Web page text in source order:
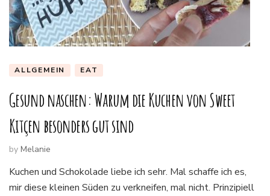
ALLGEMEIN EAT
Gesund naschen: Warum die Kuchen von Sweet
Kitçen besonders gut sind
by Melanie
Kuchen und Schokolade liebe ich sehr. Mal schaffe ich es,
mir diese kleinen Süden zu verkneifen, mal nicht. Prinzipiell